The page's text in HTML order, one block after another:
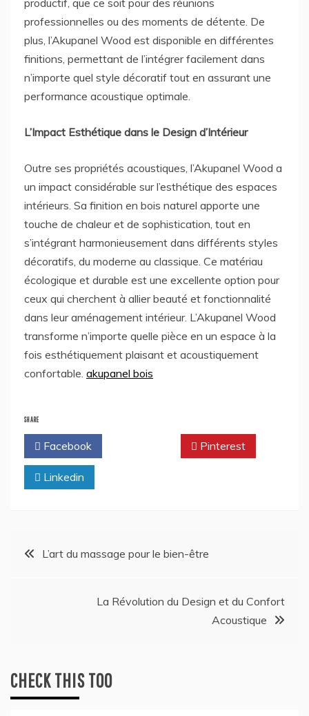
productif, que ce soit pour des réunions
professionnelles ou des moments de détente. De
plus, l’Akupanel Wood est disponible en différentes
finitions, permettant de l’intégrer facilement dans
n’importe quel style décoratif tout en assurant une
performance acoustique optimale.
L’Impact Esthétique dans le Design d’Intérieur
Outre ses propriétés acoustiques, l’Akupanel Wood a
un impact considérable sur l’esthétique des espaces
intérieurs. Sa finition en bois naturel apporte une
touche de chaleur et de sophistication, tout en
s’intégrant harmonieusement dans différents styles
décoratifs, du moderne au classique. Ce matériau
écologique et durable est une excellente option pour
ceux qui cherchent à allier beauté et fonctionnalité
dans leur aménagement intérieur. L’Akupanel Wood
transforme n’importe quelle pièce en un espace à la
fois esthétiquement plaisant et acoustiquement
confortable. akupanel bois
SHARE
Facebook Pinterest
Linkedin
PostL’art du massage pour le bien-être
La Révolution du Design et du Confort
Acoustique
CHECK THIS TOO